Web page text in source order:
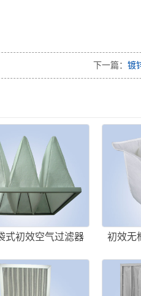
下一篇： 镀
式初效空气过滤器
初效无